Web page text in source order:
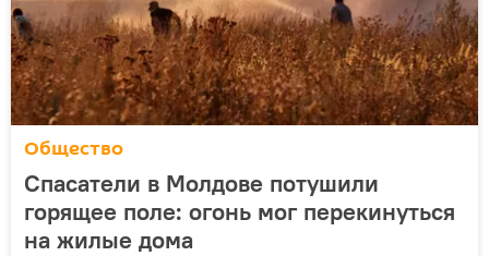
Общество
Спасатели в Молдове потушили
горящее поле: огонь мог перекинуться
на жилые дома